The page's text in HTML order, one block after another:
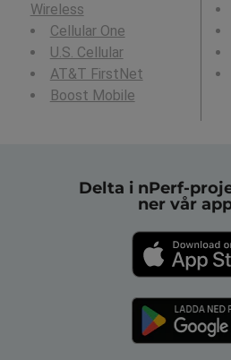
Wireless
Cellular One
U.S. Cellular
AT&T FirstNet
Boost Mobile
Delta i nPerf-
ner vår